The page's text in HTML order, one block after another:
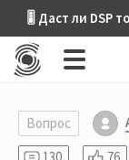
🎚 Даст ли DSP
Вопрос